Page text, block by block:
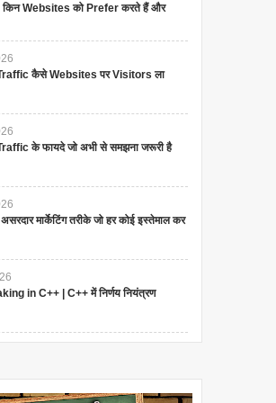
Websites को Prefer करते हैं और
कैसे Websites पर Visitors ला
के फायदे जो अभी से समझना जरूरी है
मार्केटिंग तरीके जो हर कोई इस्तेमाल कर
in C++ | C++ में निर्णय नियंत्रण